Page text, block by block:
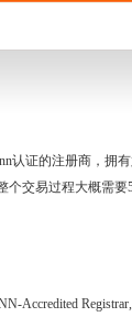
认证的注册商，拥
交易过程大概需要5
Accredited